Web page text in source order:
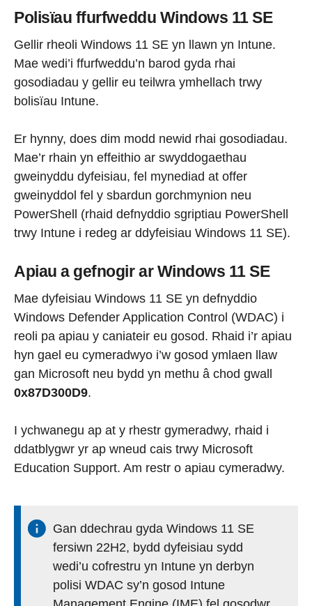
Polisïau ffurfweddu Windows 11 SE
Gellir rheoli Windows 11 SE yn llawn yn Intune.
Mae wedi’i ffurfweddu’n barod gyda rhai
gosodiadau y gellir eu teilwra ymhellach trwy
bolisïau Intune.
Er hynny, does dim modd newid rhai gosodiadau.
Mae’r rhain yn effeithio ar swyddogaethau
gweinyddu dyfeisiau, fel mynediad at offer
gweinyddol fel y sbardun gorchmynion neu
PowerShell (rhaid defnyddio sgriptiau PowerShell
trwy Intune i redeg ar ddyfeisiau Windows 11 SE).
Apiau a gefnogir ar Windows 11 SE
Mae dyfeisiau Windows 11 SE yn defnyddio
Windows Defender Application Control (WDAC) i
reoli pa apiau y caniateir eu gosod. Rhaid i’r apiau
hyn gael eu cymeradwyo i’w gosod ymlaen llaw
gan Microsoft neu bydd yn methu â chod gwall
0x87D300D9.
I ychwanegu ap at y rhestr gymeradwy, rhaid i
ddatblygwr yr ap wneud cais trwy Microsoft
Education Support. Am restr o apiau cymeradwy.
Gan ddechrau gyda Windows 11 SE
fersiwn 22H2, bydd dyfeisiau sydd
wedi’u cofrestru yn Intune yn derbyn
polisi WDAC sy’n gosod Intune